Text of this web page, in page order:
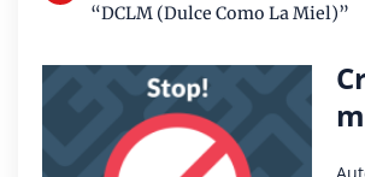
“DCLM (Dulce Como La Miel)”